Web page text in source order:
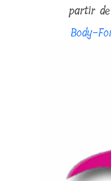
partir
Body-